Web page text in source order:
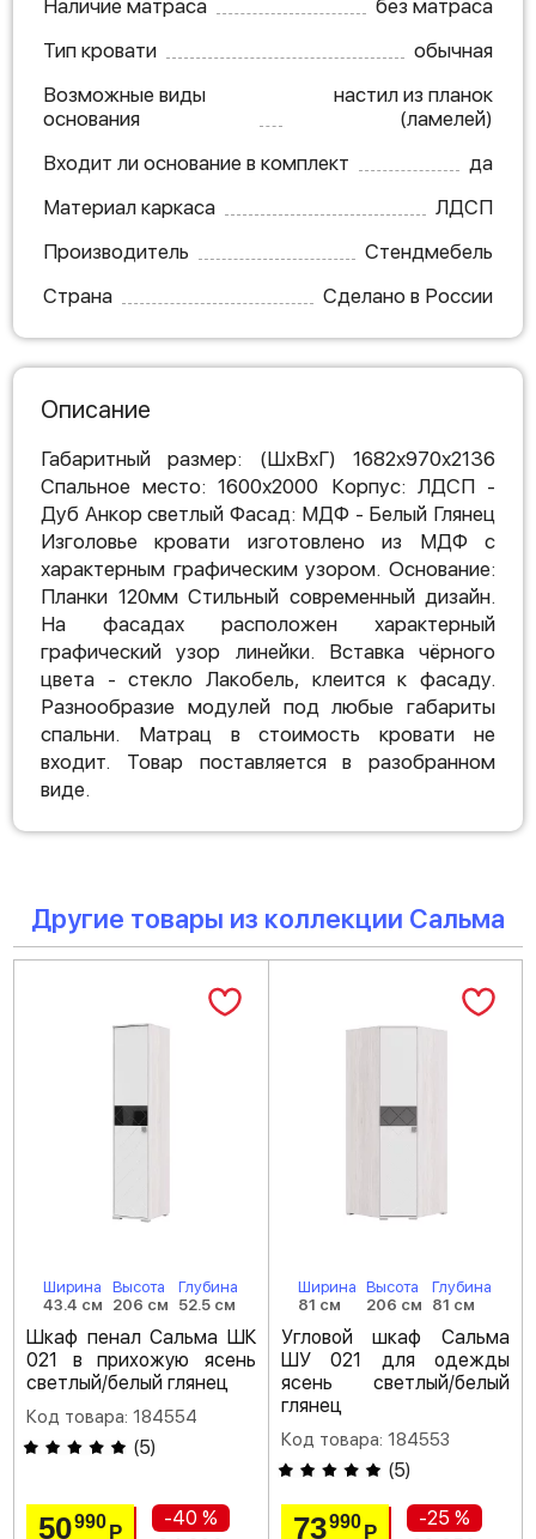
Наличие матраса
без матраса
Тип кровати
обычная
Возможные виды
основания
настил из планок
(ламелей)
Входит ли основание в комплект
да
Материал каркаса
ЛДСП
Производитель
Стендмебель
Страна
Сделано в России
Описание
Габаритный размер: (ШхВхГ) 1682х970х2136
Спальное место: 1600х2000 Корпус: ЛДСП -
Дуб Анкор светлый Фасад: МДФ - Белый Глянец
Изголовье кровати изготовлено из МДФ с
характерным графическим узором. Основание:
Планки 120мм Стильный современный дизайн.
На фасадах расположен характерный
графический узор линейки. Вставка чёрного
цвета - стекло Лакобель, клеится к фасаду.
Разнообразие модулей под любые габариты
спальни. Матрац в стоимость кровати не
входит. Товар поставляется в разобранном
виде.
Другие товары из коллекции Сальма
Ширина
43.4 см
Высота
206 см
Глубина
52.5 см
Шкаф пенал Сальма ШК
021 в прихожую ясень
светлый/белый глянец
Код товара: 184554
(5)
50990Р
-40 %
Ширина
81 см
Высота
206 см
Глубина
81 см
Угловой шкаф Сальма
ШУ 021 для одежды
ясень светлый/белый
глянец
Код товара: 184553
(5)
73990 Р
-25 %